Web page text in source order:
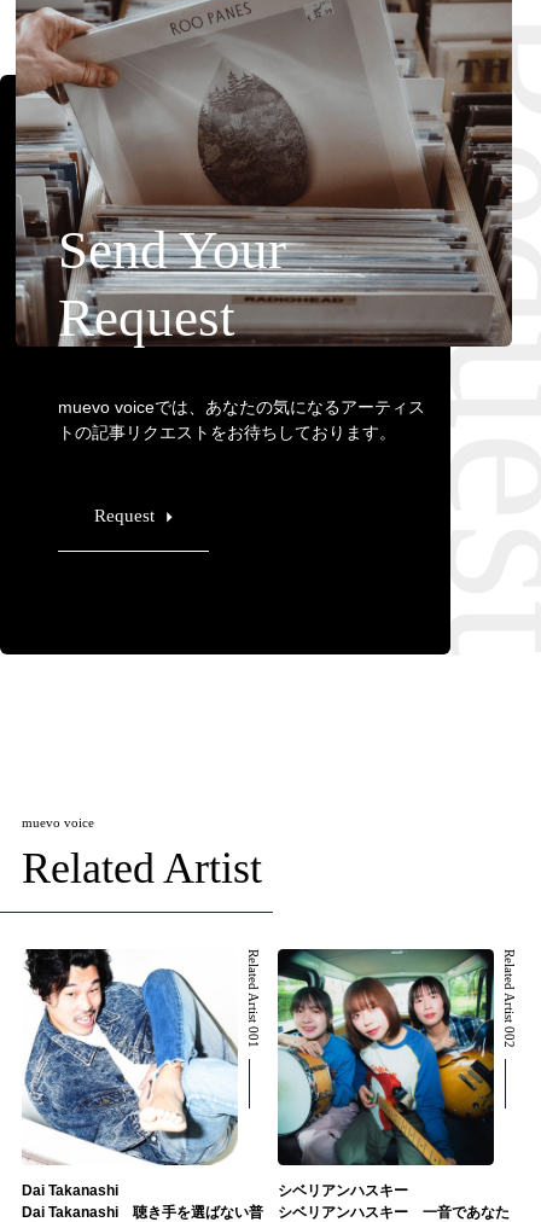
Send Your
Request
muevo voiceでは、あなたの気になるアーティス
トの記事リクエストをお待ちしております。
Request
muevo voice
Related Artist
Related Artist 001
Dai Takanashi
Dai Takanashi 聴き手を選ばない普
Related Artist 002
シベリアンハスキー
シベリアンハスキー 一音であなた